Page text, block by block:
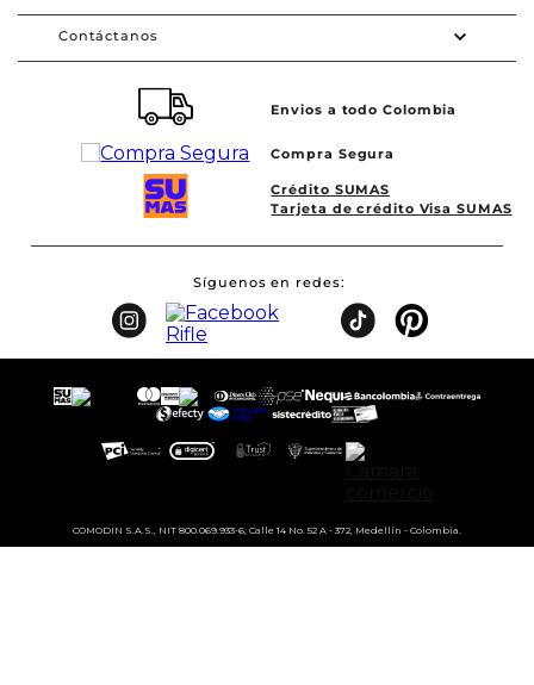
Contáctanos
Envios a todo Colombia
Compra Segura
Crédito SUMAS
Tarjeta de crédito Visa SUMAS
Síguenos en redes
COMODIN S.A.S., NIT 800.069.933-6, Calle 14 No. 52 A - 372, Medellín - Colombia.